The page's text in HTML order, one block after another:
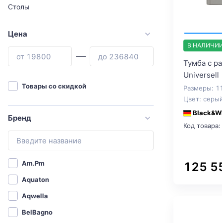
Столы
Цена
Товары со скидкой
Бренд
Am.Pm
Aquaton
Aqwella
BelBagno
В
Тумба с
Universell
Размеры:
Цвет:
Код
125